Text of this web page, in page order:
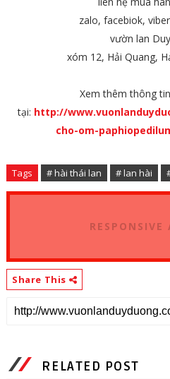
zalo, facebiok,
vườn lan
xóm 12, Hải Quang,
Xem thêm thông
tại: http://
cho-om-
Tags # hài thái lan # lan hài
RESPONSIVE
Share This
RELATED POST